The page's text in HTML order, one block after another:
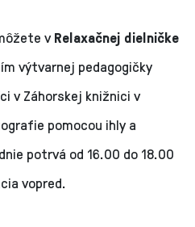
vRelaxačnej dielničke
výtvarnej pedagogičky
v Záhorskej knižnici v
pomocou ihly a
potrvá od 16.00 do 18.00
vopred.